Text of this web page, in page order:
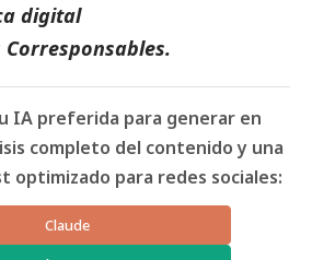
digital
Corresponsables.
IA preferida para generar en
completo del contenido y una
optimizado para redes sociales:
Claude